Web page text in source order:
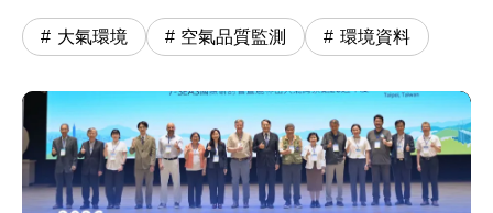
大氣環境 空氣品質監測 環境資料